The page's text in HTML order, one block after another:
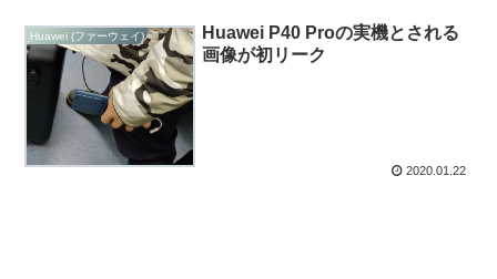
Huawei (ファーウェイ)
Huawei P40 Proの実機とされる
画像が初リーク
2020.01.22